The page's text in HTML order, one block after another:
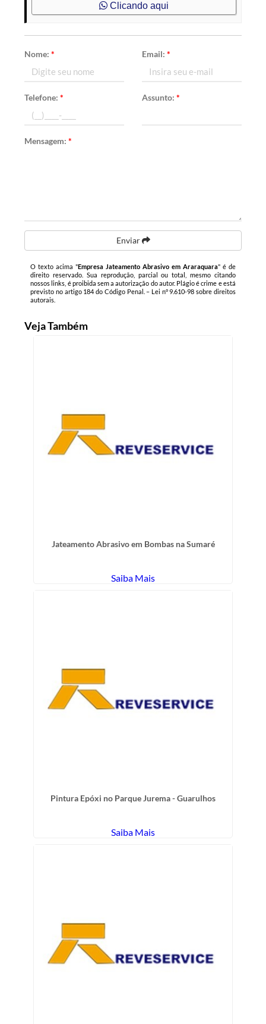
Clicando aqui
Nome:* Email: *
Telefone:* Assunto: *
Mensagem:*
Enviar
O texto acima "Empresa Jateamento Abrasivo em Araraquara" é de
direito reservado. Sua reprodução, parcial ou total, mesmo citando
nossos links, é proibida sem a autorização do autor. Plágio é crime e está
previsto no artigo 184 do Código Penal. – Lei n° 9.610-98 sobre direitos
autorais
Veja Também
Jateamento Abrasivo em Bombas na Sumaré
Saiba Mais
Pintura Epóxi no Parque Jurema - Guarulhos
Saiba Mais